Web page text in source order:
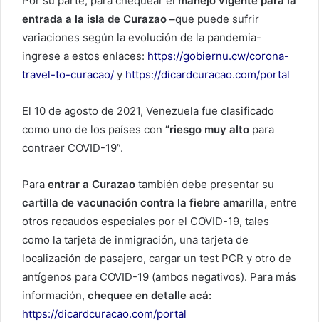
entrada a la isla de Curazao –que puede sufrir
variaciones según la evolución de la pandemia-
ingrese a estos enlaces: https://gobiernu.cw/corona-
travel-to-curacao/ y https://dicardcuracao.com/portal
El 10 de agosto de 2021, Venezuela fue clasificado
como uno de los países con “riesgo muy alto para
contraer COVID-19”.
Para entrar a Curazao también debe presentar su
cartilla de vacunación contra la fiebre amarilla, entre
otros recaudos especiales por el COVID-19, tales
como la tarjeta de inmigración, una tarjeta de
localización de pasajero, cargar un test PCR y otro de
antígenos para COVID-19 (ambos negativos). Para más
información, chequee en detalle acá:
https://dicardcuracao.com/portal